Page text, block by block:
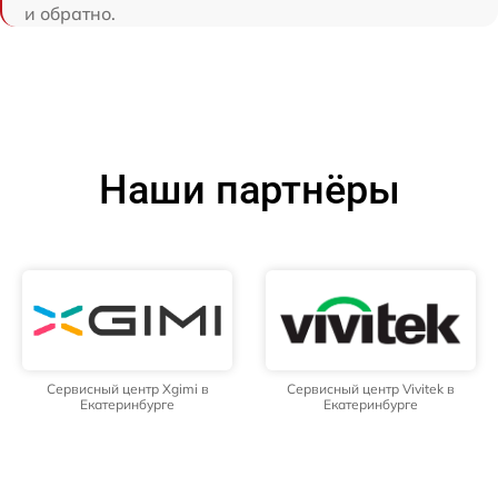
и обратно.
Наши партнёры
Сервисный центр Xgimi в
Екатеринбурге
Сервисный центр Vivitek в
Екатеринбурге